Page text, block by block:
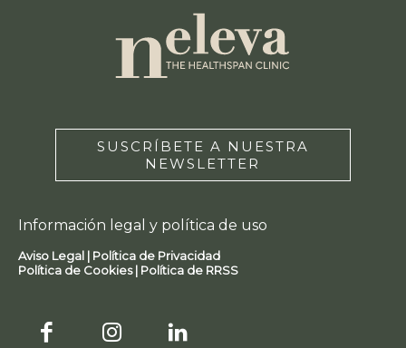
SUSCRÍBETE A NUESTRA
NEWSLETTER
Información legal y política de uso
Aviso Legal | Política de Privacidad
Política de Cookies | Política de RRSS